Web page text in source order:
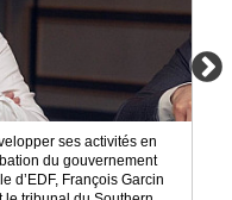
ses activités en
du gouvernement
d’EDF, François Garcin